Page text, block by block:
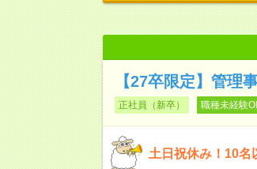
【27卒限定】管理
正社員（新卒） 職種未経験
土日祝休み！10名